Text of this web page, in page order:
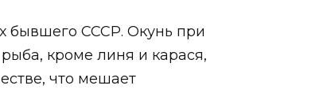
бывшего СССР. Окунь при
кроме линя и карася,
что мешает